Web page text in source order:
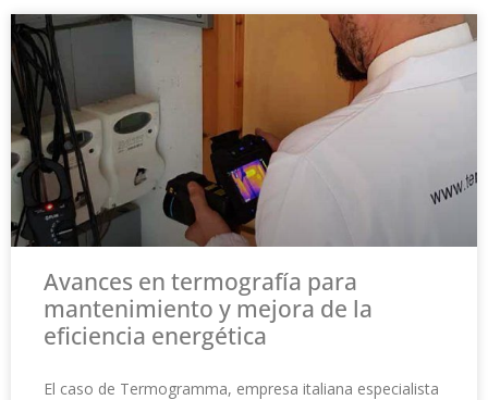
Avances en termografía para
mantenimiento y mejora de la
eficiencia energética
El caso de Termogramma, empresa italiana especialista